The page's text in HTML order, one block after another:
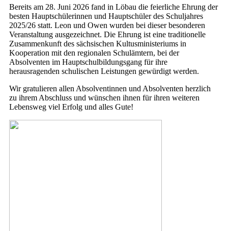
Bereits am 28. Juni 2026 fand in Löbau die feierliche Ehrung der
besten Hauptschülerinnen und Hauptschüler des Schuljahres
2025/26 statt. Leon und Owen wurden bei dieser besonderen
Veranstaltung ausgezeichnet. Die Ehrung ist eine traditionelle
Zusammenkunft des sächsischen Kultusministeriums in
Kooperation mit den regionalen Schulämtern, bei der
Absolventen im Hauptschulbildungsgang für ihre
herausragenden schulischen Leistungen gewürdigt werden.
Wir gratulieren allen Absolventinnen und Absolventen herzlich
zu ihrem Abschluss und wünschen ihnen für ihren weiteren
Lebensweg viel Erfolg und alles Gute!